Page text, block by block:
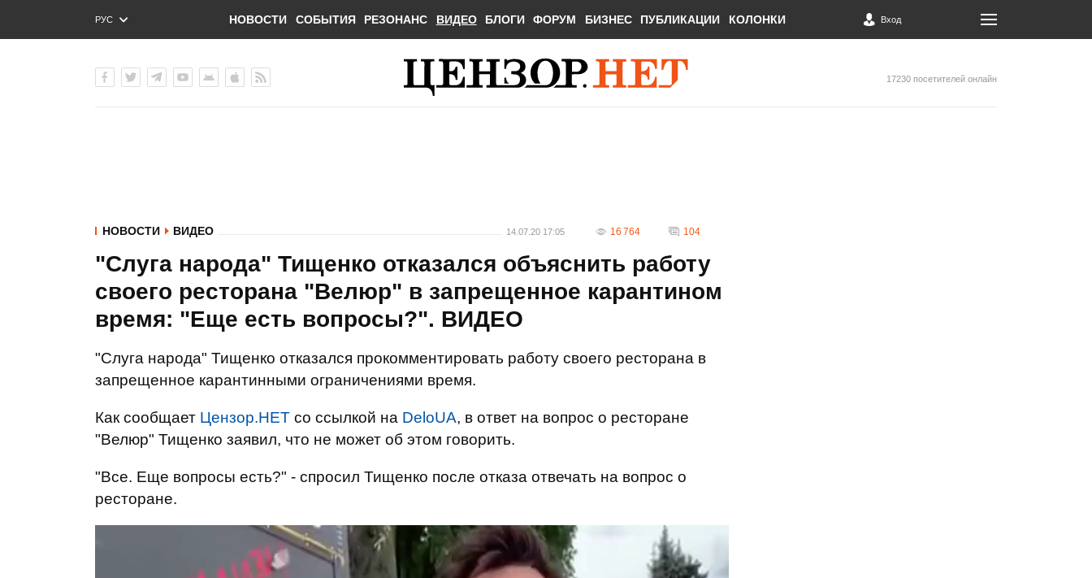
РУС
ENG
НОВОСТИ СОБЫТИЯ РЕЗОНАНС ВИДЕО БЛОГИ ФОРУМ БИЗНЕС ПУБЛИКАЦИИ КОЛОНКИ Вход
17230 посетителей онлайн
НОВОСТИ ВИДЕО 14.07.20 17:05 16 764 104
"Слуга народа" Тищенко отказался объяснить работу
своего ресторана "Велюр" в запрещенное карантином
время: "Еще есть вопросы?". ВИДЕО
"Слуга народа" Тищенко отказался прокомментировать работу своего ресторана в
запрещенное карантинными ограничениями время.
Как сообщает Цензор.НЕТ со ссылкой на DeloUA, в ответ на вопрос о ресторане
"Велюр" Тищенко заявил, что не может об этом говорить.
"Все. Еще вопросы есть?" - спросил Тищенко после отказа отвечать на вопрос о
ресторане.